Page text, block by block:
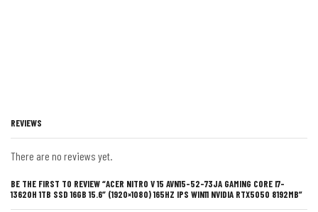
REVIEWS
There are no reviews yet.
BE THE FIRST TO REVIEW “ACER NITRO V 15 AVN15-52-73JA GAMING CORE I7-
13620H 1TB SSD 16GB 15.6″ (1920×1080) 165HZ IPS WIN11 NVIDIA RTX5050 8192MB”